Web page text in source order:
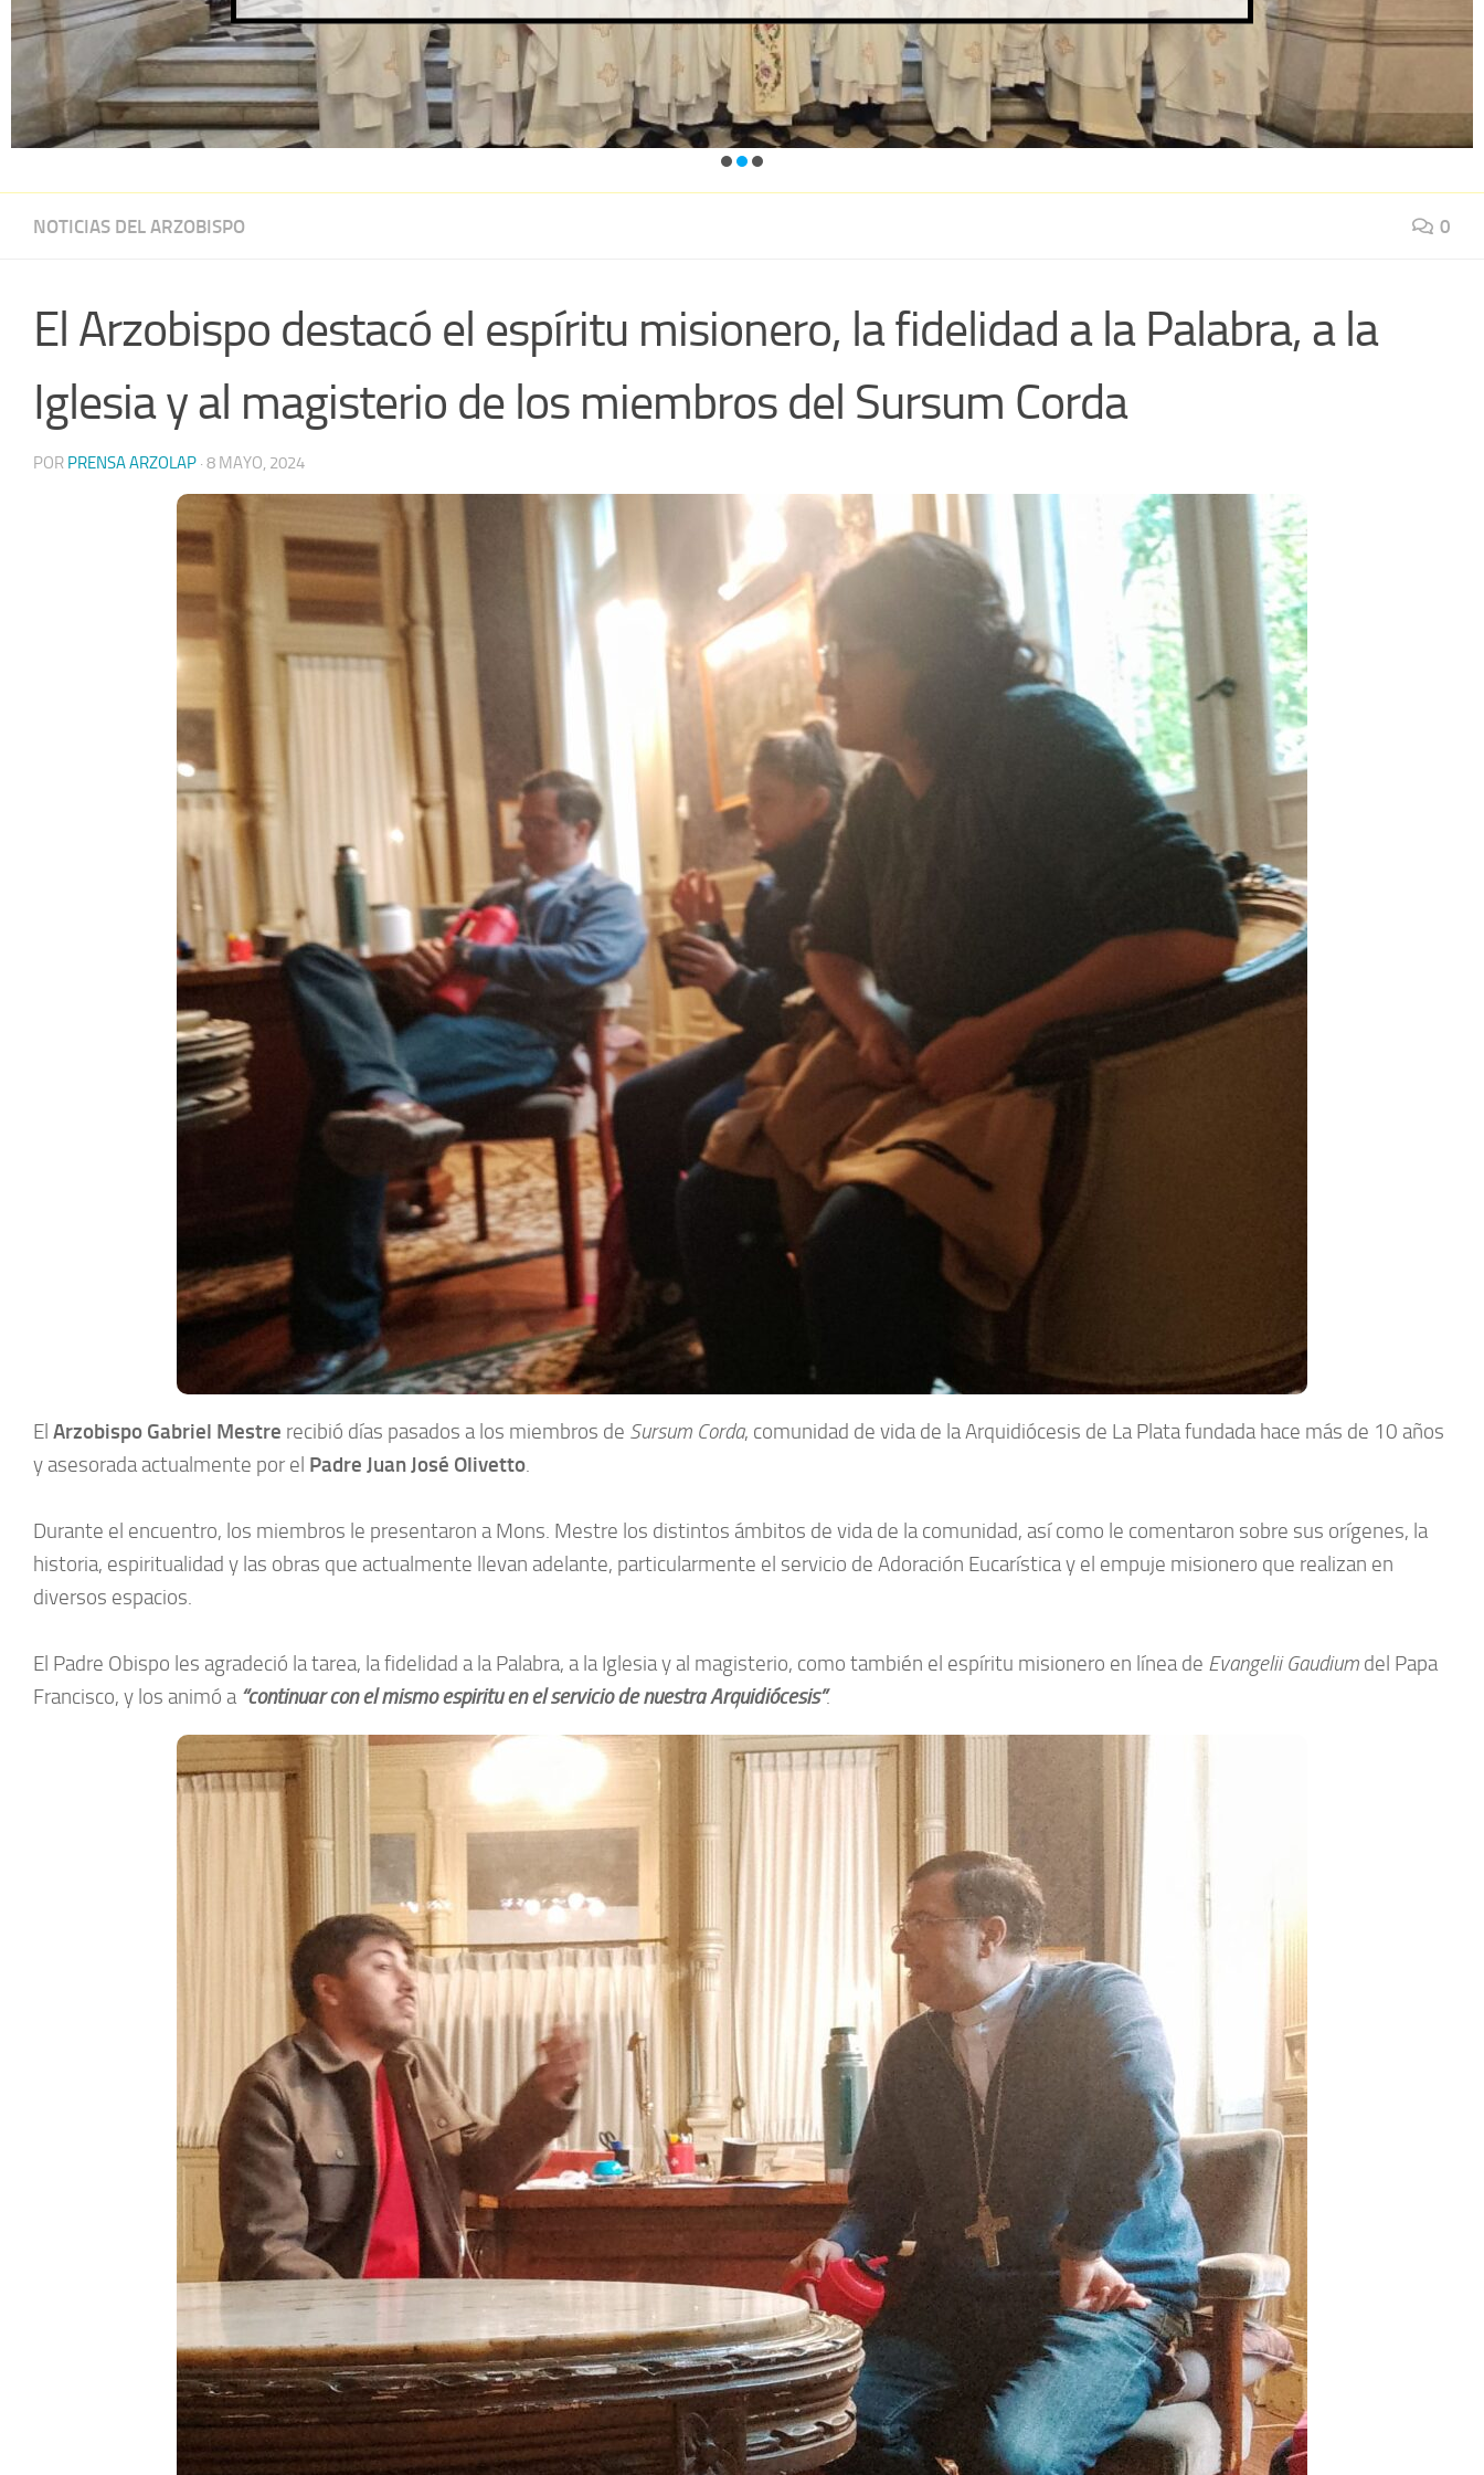
NOTICIAS DEL ARZOBISPO 0
El Arzobispo destacó el espíritu misionero, la fidelidad a la Palabra, a la
Iglesia y al magisterio de los miembros del Sursum Corda
POR PRENSA ARZOLAP · 8 MAYO, 2024
El Arzobispo Gabriel Mestre recibió días pasados a los miembros de Sursum Corda, comunidad de vida de la Arquidiócesis de La Plata fundada hace más de 10 años
y asesorada actualmente por el Padre Juan José Olivetto.
Durante el encuentro, los miembros le presentaron a Mons. Mestre los distintos ámbitos de vida de la comunidad, así como le comentaron sobre sus orígenes, la
historia, espiritualidad y las obras que actualmente llevan adelante, particularmente el servicio de Adoración Eucarística y el empuje misionero que realizan en
diversos espacios.
El Padre Obispo les agradeció la tarea, la fidelidad a la Palabra, a la Iglesia y al magisterio, como también el espíritu misionero en línea de Evangelii Gaudium del Papa
Francisco, y los animó a “continuar con el mismo espiritu en el servicio de nuestra Arquidiócesis”.